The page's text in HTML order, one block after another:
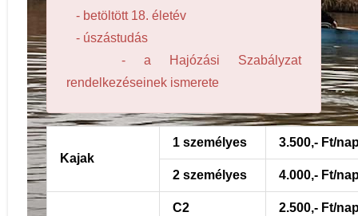
- betöltött 18. életév
- úszástudás
- a Hajózási Szabályzat
rendelkezéseinek ismerete
Kajak
1 személyes 3.500,- Ft/
2 személyes 4.000,- Ft/
C2 2.500,- Ft/